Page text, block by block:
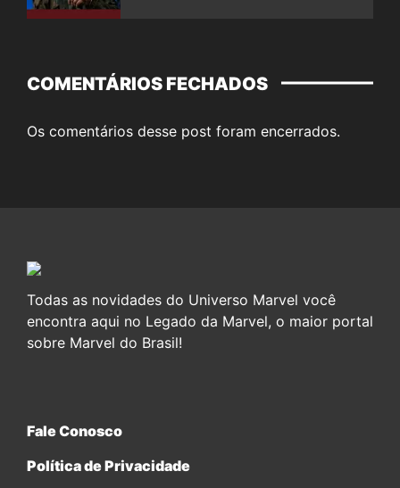
COMENTÁRIOS FECHADOS
Os comentários desse post foram encerrados.
Todas as novidades do Universo Marvel você
encontra aqui no Legado da Marvel, o maior portal
sobre Marvel do Brasil!
Fale Conosco
Política de Privacidade